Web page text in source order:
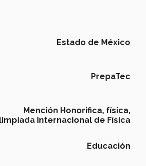
Estado de México
PrepaTec
Mención Honorifica, física,
Internacional de Física
Educación